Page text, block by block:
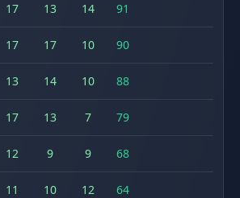
17 13 14 91
17 17 10 90
13 14 10 88
17 13 7 79
12 9 9 68
11 10 12 64